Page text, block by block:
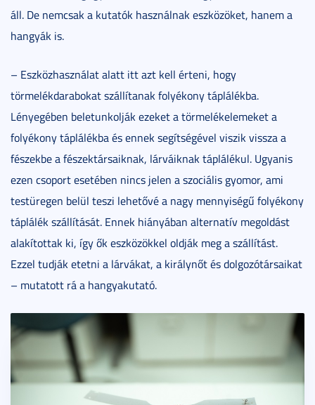
áll. De nemcsak a kutatók használnak eszközöket, hanem a
hangyák is.
– Eszközhasználat alatt itt azt kell érteni, hogy
törmelékdarabokat szállítanak folyékony táplálékba.
Lényegében beletunkolják ezeket a törmelékelemeket a
folyékony táplálékba és ennek segítségével viszik vissza a
fészekbe a fészektársaiknak, lárváiknak táplálékul. Ugyanis
ezen csoport esetében nincs jelen a szociális gyomor, ami
testüregen belül teszi lehetővé a nagy mennyiségű folyékony
táplálék szállítását. Ennek hiányában alternatív megoldást
alakítottak ki, így ők eszközökkel oldják meg a szállítást.
Ezzel tudják etetni a lárvákat, a királynőt és dolgozótársaikat
– mutatott rá a hangyakutató.